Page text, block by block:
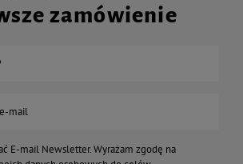
zamówienie
mail
E-mail Newsletter. Wyrażam zgodę na